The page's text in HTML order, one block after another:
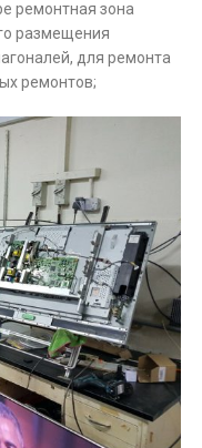
ремонтная зона
размещения
для ремонта
ремонтов;